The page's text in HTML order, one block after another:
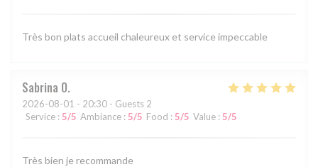
Très bon plats accueil chaleureux et service impeccable
Sabrina O
2026-08-01 - 20:30 - Guests 2
Service : 5/5 Ambiance : 5/5 Food : 5/5 Value : 5/5
Très bien je recommande